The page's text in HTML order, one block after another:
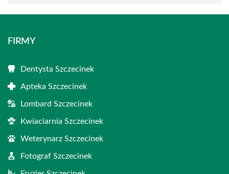
FIRMY
Dentysta Szczecinek
Apteka Szczecinek
Lombard Szczecinek
Kwiaciarnia Szczecinek
Weterynarz Szczecinek
Fotograf Szczecinek